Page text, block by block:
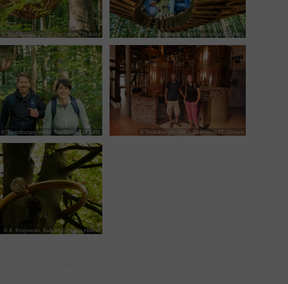
© Teutoburger Wald Tourismus / D. Ketz © Teutoburger Wald Tourismus / D. Ketz
© Teutoburger Wald Tourismus / D. Ketz © Teutoburger Wald Tourismus / F. Grawe
© K. Krajewski, Kulturland Kreis Höxter